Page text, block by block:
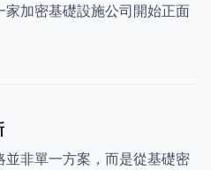
加密基礎設施公司開始正面
非單一方案，而是從基礎密